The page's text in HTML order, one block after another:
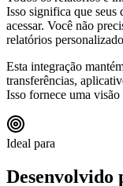
Isso significa que seus
acessar. Você não
relatórios
Esta integração
transferências,
Isso fornece uma
Ideal para
Desenvolvido